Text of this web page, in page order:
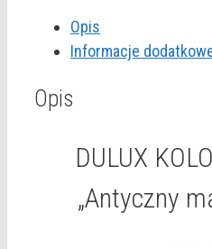
marmur"
2,5L
Opis
Informacje
Opis
DULUX
„Antyczny